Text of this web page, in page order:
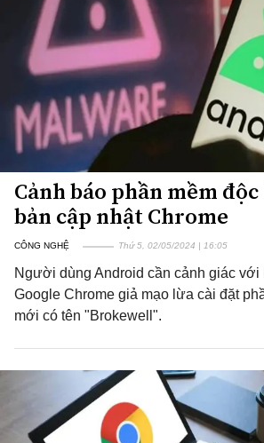
Cảnh báo phần mềm
bản cập nhật Chrome
CÔNG NGHỆ Thứ 5, 02/05/2024 | 16:05
Người dùng Android cần cảnh giác với
Google Chrome giả mạo lừa cài đặt
mới có tên "Brokewell".